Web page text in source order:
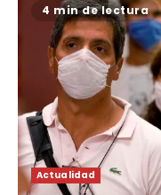
4 min de lectura
Actualidad